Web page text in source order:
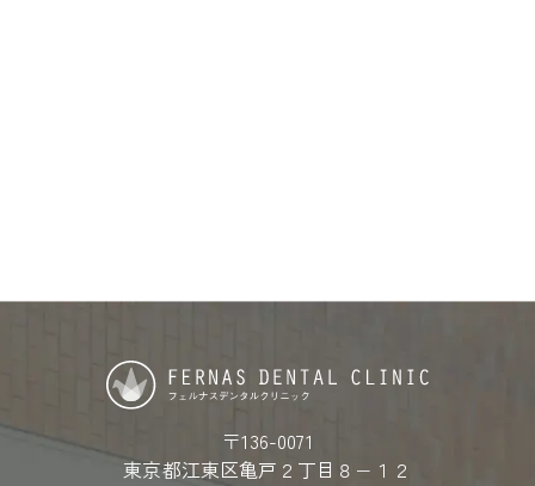
〒136-0071
東京都江東区亀戸２丁目８−１２